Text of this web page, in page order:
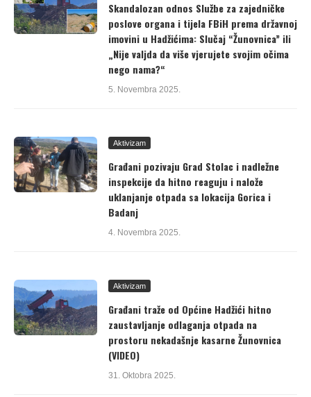
Skandalozan odnos Službe za zajedničke
poslove organa i tijela FBiH prema državnoj
imovini u Hadžićima: Slučaj “Žunovnica” ili
„Nije valjda da više vjerujete svojim očima
nego nama?“
5. Novembra 2025.
Aktivizam
Građani pozivaju Grad Stolac i nadležne
inspekcije da hitno reaguju i nalože
uklanjanje otpada sa lokacija Gorica i
Badanj
4. Novembra 2025.
Aktivizam
Građani traže od Općine Hadžići hitno
zaustavljanje odlaganja otpada na
prostoru nekadašnje kasarne Žunovnica
(VIDEO)
31. Oktobra 2025.